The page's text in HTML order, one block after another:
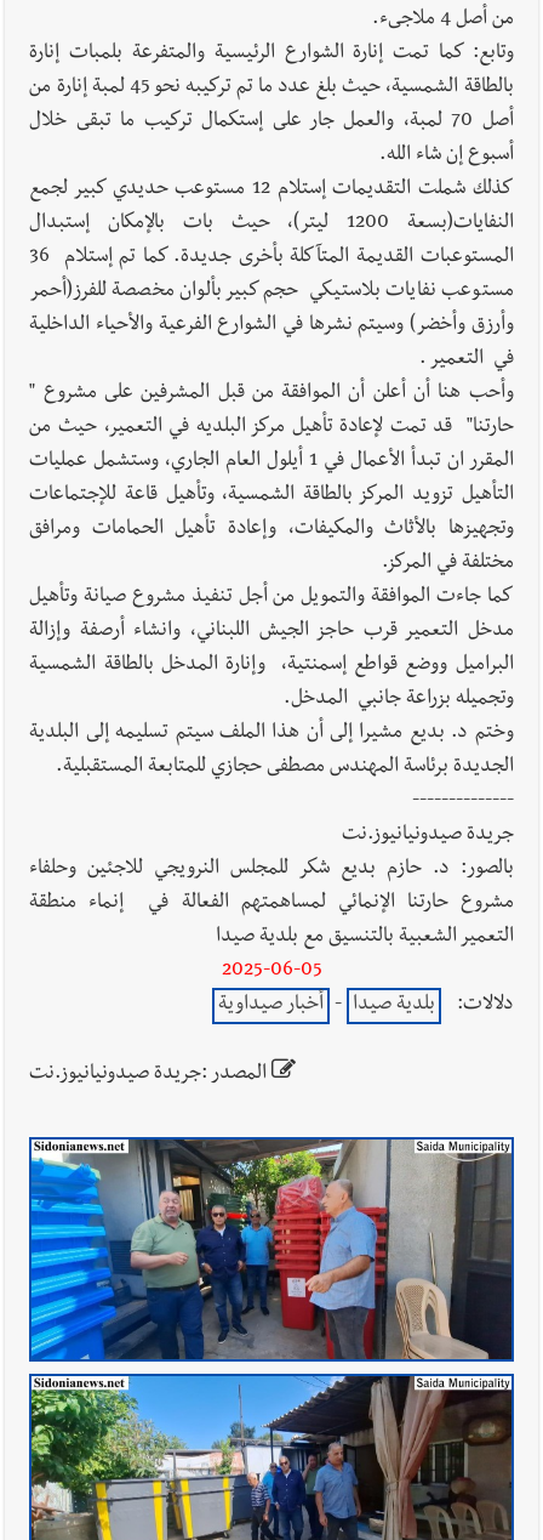
من أصل 4 ملاجىء.
وتابع: كما تمت إنارة الشوارع الرئيسية والمتفرعة بلمبات إنارة
بالطاقة الشمسية، حيث بلغ عدد ما تم تركيبه نحو 45 لمبة إنارة من
أصل 70 لمبة، والعمل جار على إستكمال تركيب ما تبقى خلال
أسبوع إن شاء الله.
كذلك شملت التقديمات إستلام 12 مستوعب حديدي كبير لجمع
النفايات(بسعة 1200 ليتر)، حيث بات بالإمكان إستبدال
المستوعبات القديمة المتآكلة بأخرى جديدة. كما تم إستلام 36
مستوعب نفايات بلاستيكي حجم كبير بألوان مخصصة للفرز(أحمر
وأرزق وأخضر) وسيتم نشرها في الشوارع الفرعية والأحياء الداخلية
في التعمير .
وأحب هنا أن أعلن أن الموافقة من قبل المشرفين على مشروع "
حارتنا" قد تمت لإعادة تأهيل مركز البلديه في التعمير، حيث من
المقرر ان تبدأ الأعمال في 1 أيلول العام الجاري، وستشمل عمليات
التأهيل تزويد المركز بالطاقة الشمسية، وتأهيل قاعة للإجتماعات
وتجهيزها بالأثاث والمكيفات، وإعادة تأهيل الحمامات ومرافق
مختلفة في المركز.
كما جاءت الموافقة والتمويل من أجل تنفيذ مشروع صيانة وتأهيل
مدخل التعمير قرب حاجز الجيش اللبناني، وانشاء أرصفة وإزالة
البراميل ووضع قواطع إسمنتية، وإنارة المدخل بالطاقة الشمسية
وتجميله بزراعة جانبي المدخل.
وختم د. بديع مشيرا إلى أن هذا الملف سيتم تسليمه إلى البلدية
الجديدة برئاسة المهندس مصطفى حجازي للمتابعة المستقبلية.
--------------
جريدة صيدونيانيوز.نت
بالصور: د. حازم بديع شكر للمجلس النرويجي للاجئين وحلفاء
مشروع حارتنا الإنمائي لمساهمتهم الفعالة في إنماء منطقة
التعمير الشعبية بالتنسيق مع بلدية صيدا
2025-06-05
دلالات:
بلدية صيدا - أخبار صيداوية
المصدر :جريدة صيدونيانيوز.نت